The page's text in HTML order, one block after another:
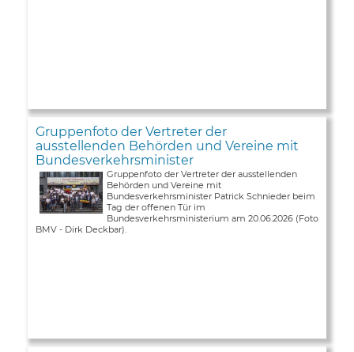
Gruppenfoto der Vertreter der
ausstellenden Behörden und Vereine mit
Bundesverkehrsminister
Gruppenfoto der Vertreter der ausstellenden
Behörden und Vereine mit
Bundesverkehrsminister Patrick Schnieder beim
Tag der offenen Tür im
Bundesverkehrsministerium am 20.06.2026 (Foto
BMV - Dirk Deckbar).